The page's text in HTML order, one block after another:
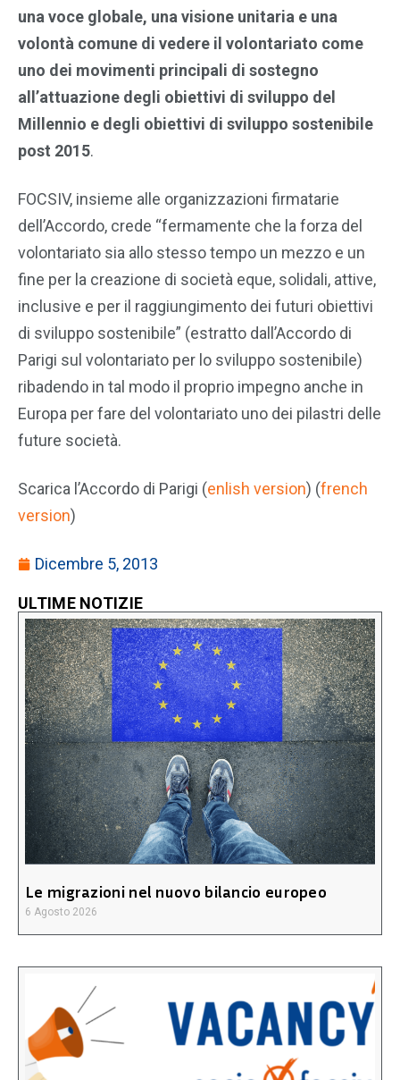
una voce globale, una visione unitaria e una
volontà comune di vedere il volontariato come
uno dei movimenti principali di sostegno
all’attuazione degli obiettivi di sviluppo del
Millennio e degli obiettivi di sviluppo sostenibile
post 2015.
FOCSIV, insieme alle organizzazioni firmatarie
dell’Accordo, crede “fermamente che la forza del
volontariato sia allo stesso tempo un mezzo e un
fine per la creazione di società eque, solidali, attive,
inclusive e per il raggiungimento dei futuri obiettivi
di sviluppo sostenibile” (estratto dall’Accordo di
Parigi sul volontariato per lo sviluppo sostenibile)
ribadendo in tal modo il proprio impegno anche in
Europa per fare del volontariato uno dei pilastri delle
future società.
Scarica l’Accordo di Parigi (enlish version) (french
version)
Dicembre 5, 2013
ULTIME NOTIZIE
Le migrazioni nel nuovo bilancio europeo
6 Agosto 2026